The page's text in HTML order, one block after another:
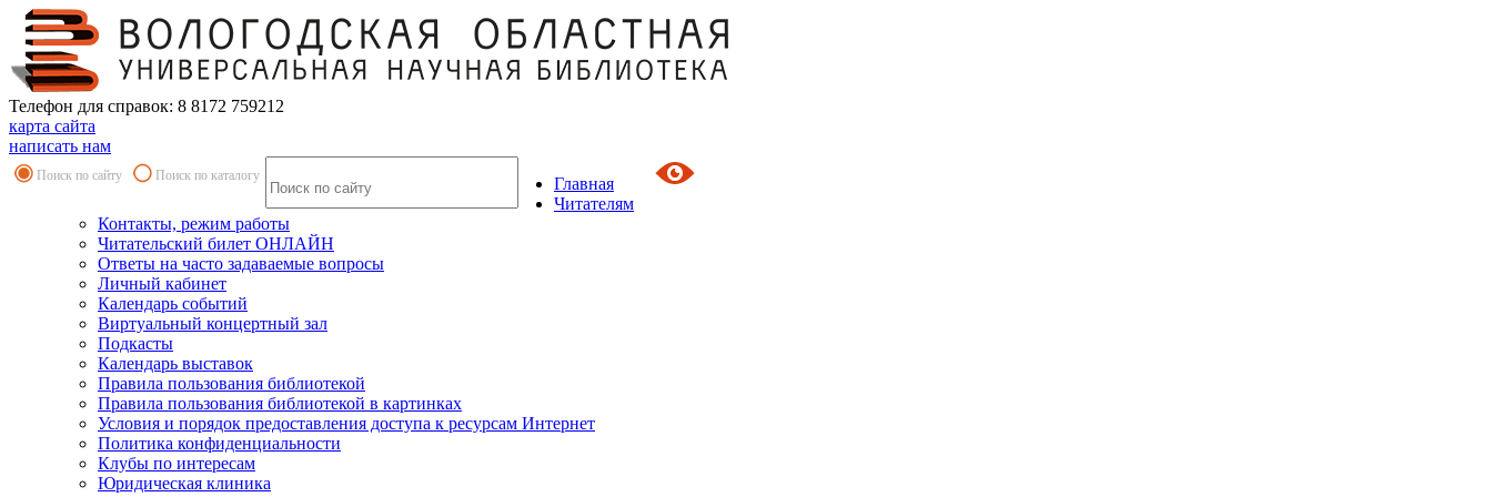
Телефон для справок: 8 8172 759212
карта сайта
написать нам
Поиск по сайту Поиск по каталогу
Главная
Читателям
Контакты, режим работы
Читательский билет ОНЛАЙН
Ответы на часто задаваемые вопросы
Личный кабинет
Календарь событий
Виртуальный концертный зал
Подкасты
Календарь выставок
Правила пользования библиотекой
Правила пользования библиотекой в картинках
Условия и порядок предоставления доступа к ресурсам Интернет
Политика конфиденциальности
Клубы по интересам
Юридическая клиника